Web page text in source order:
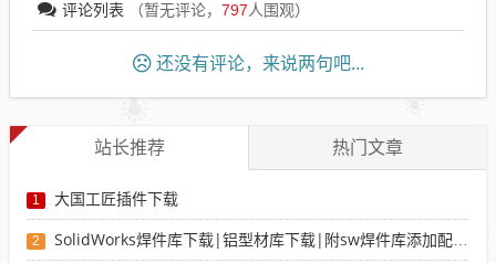
评论列表 （暂无评论， 797人围观）
还没有评论，来说两句吧...
站长推荐 热门文章
1 大国工匠插件下载
2 SolidWorks焊件库下载|铝型材库下载|附sw焊件库添加配置使用教程